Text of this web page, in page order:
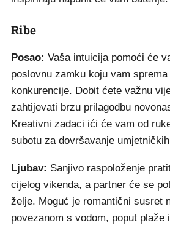
Ribe
Posao: Vaša intuicija pomoći će
poslovnu zamku koju vam
konkurencije. Dobit ćete važnu
zahtijevati brzu prilagodbu
Kreativni zadaci ići će vam od
subotu za dovršavanje
Ljubav: Sanjivo raspoloženje
cijelog vikenda, a partner će se
želje. Moguć je romantični susret
povezanom s vodom, poput plaže